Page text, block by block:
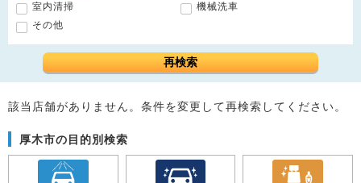
室内清掃
機械洗車
その他
再検索
該当店舗がありません。条件を変更して再検索してください。
厚木市の目的別検索